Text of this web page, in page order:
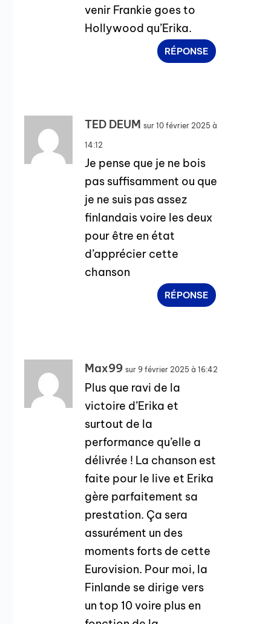
venir Frankie goes to
Hollywood qu’Erika.
RÉPONSE
TED DEUM sur 10 février 2025 à
14:12
Je pense que je ne bois
pas suffisamment ou que
je ne suis pas assez
finlandais voire les deux
pour être en état
d’apprécier cette
chanson
RÉPONSE
Max99 sur 9 février 2025 à 16:42
Plus que ravi de la
victoire d’Erika et
surtout de la
performance qu’elle a
délivrée ! La chanson est
faite pour le live et Erika
gère parfaitement sa
prestation. Ça sera
assurément un des
moments forts de cette
Eurovision. Pour moi, la
Finlande se dirige vers
un top 10 voire plus en